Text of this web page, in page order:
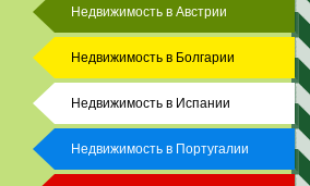
Недвижимость в Австрии
Недвижимость в Болгарии
Недвижимость в Испании
Недвижимость в Португалии